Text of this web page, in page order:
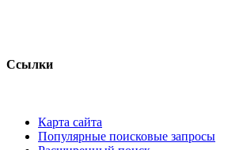
Ссылки
Карта сайта
Популярные поисковые запросы